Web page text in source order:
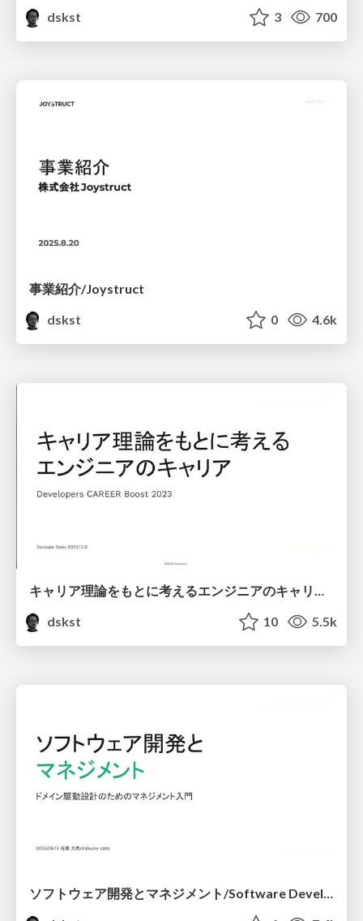
dskst
3 700
事業紹介/Joystruct
dskst
0 4.6k
キャリア理論をもとに考えるエンジニアのキャリア/Engineer's careers based on career theory
dskst
10 5.5k